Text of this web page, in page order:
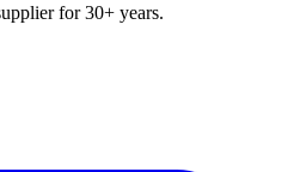
for 30+ years.